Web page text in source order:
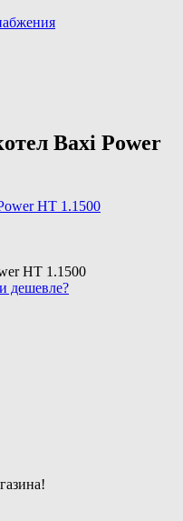
Baxi Power
HT 1.1500
дешевле?